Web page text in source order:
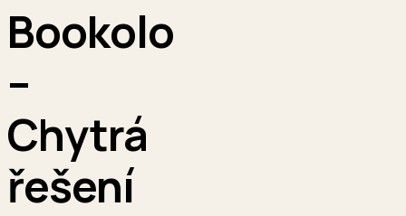
Bookolo
–
Chytrá
řešení